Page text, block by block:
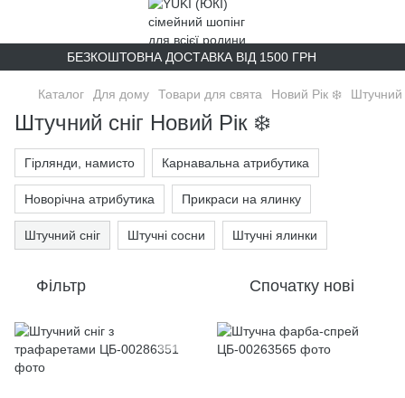
БЕЗКОШТОВНА ДОСТАВКА ВІД 1500 ГРН
Каталог Для дому Товари для свята Новий Рік ❄️ Штучний
Штучний сніг Новий Рік ❄️
Гірлянди, намисто Карнавальна атрибутика
Новорічна атрибутика Прикраси на ялинку
Штучний сніг Штучні сосни Штучні ялинки
Фільтр Спочатку нові